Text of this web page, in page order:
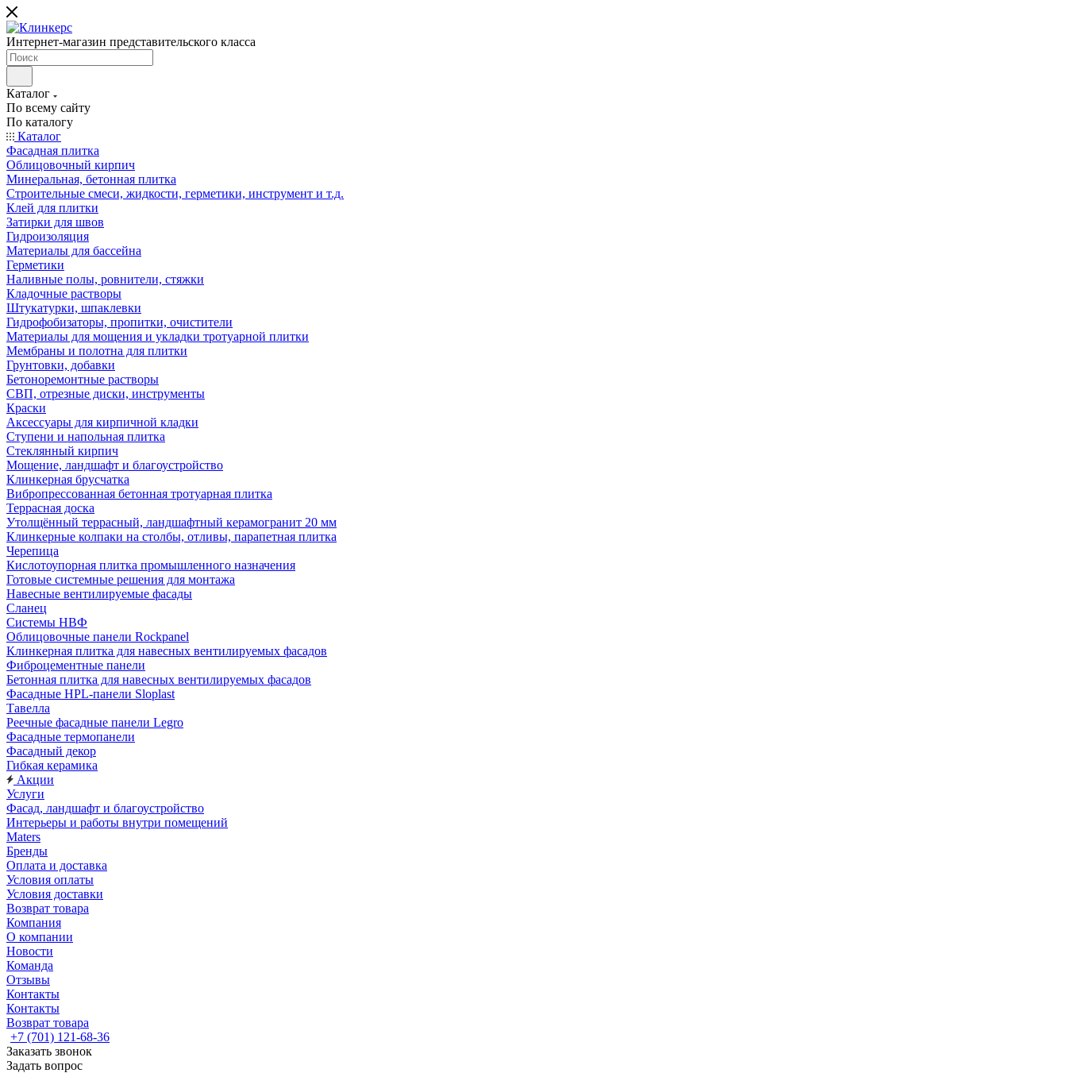
Интернет-магазин представительского класса
Каталог
По всему сайту
По каталогу
Каталог
Фасадная плитка
Облицовочный кирпич
Минеральная, бетонная плитка
Строительные смеси, жидкости, герметики, инструмент и т.д.
Клей для плитки
Затирки для швов
Гидроизоляция
Материалы для бассейна
Герметики
Наливные полы, ровнители, стяжки
Кладочные растворы
Штукатурки, шпаклевки
Гидрофобизаторы, пропитки, очистители
Материалы для мощения и укладки тротуарной плитки
Мембраны и полотна для плитки
Грунтовки, добавки
Бетоноремонтные растворы
СВП, отрезные диски, инструменты
Краски
Аксессуары для кирпичной кладки
Ступени и напольная плитка
Cтеклянный кирпич
Мощение, ландшафт и благоустройство
Клинкерная брусчатка
Вибропрессованная бетонная тротуарная плитка
Террасная доска
Утолщённый террасный, ландшафтный керамогранит 20 мм
Клинкерные колпаки на столбы, отливы, парапетная плитка
Черепица
Кислотоупорная плитка промышленного назначения
Готовые системные решения для монтажа
Навесные вентилируемые фасады
Сланец
Системы НВФ
Облицовочные панели Rockpanel
Клинкерная плитка для навесных вентилируемых фасадов
Фиброцементные панели
Бетонная плитка для навесных вентилируемых фасадов
Фасадные HPL-панели Sloplast
Тавелла
Реечные фасадные панели Legro
Фасадные термопанели
Фасадный декор
Гибкая керамика
Акции
Услуги
Фасад, ландшафт и благоустройство
Интерьеры и работы внутри помещений
Maters
Бренды
Оплата и доставка
Условия оплаты
Условия доставки
Возврат товара
Компания
О компании
Новости
Команда
Отзывы
Контакты
Контакты
Возврат товара
+7 (701) 121-68-36
Заказать звонок
Задать вопрос